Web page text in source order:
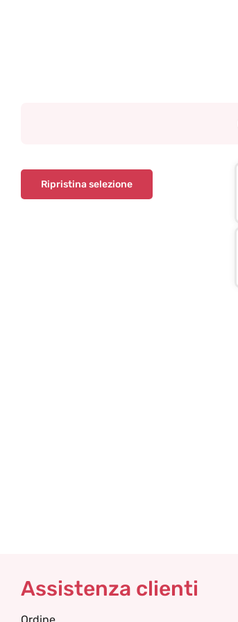
Ripristina selezione
Assistenza clienti
Ordine